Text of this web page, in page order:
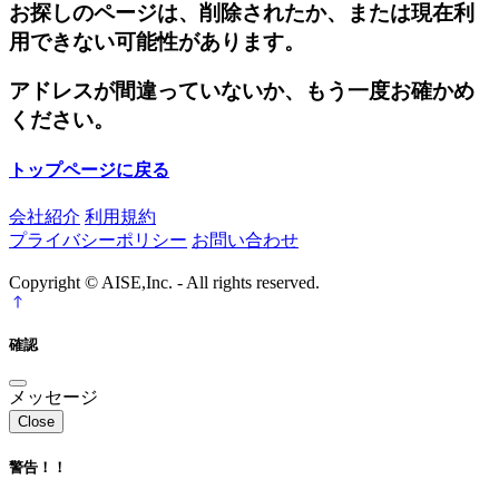
お探しのページは、削除されたか、または現在利
用できない可能性があります。
アドレスが間違っていないか、もう一度お確かめ
ください。
トップページに戻る
会社紹介 利用規約
プライバシーポリシー お問い合わせ
Copyright © AISE,Inc. - All rights reserved.
確認
メッセージ
Close
警告！！